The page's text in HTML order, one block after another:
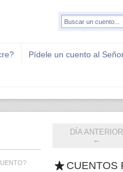
Pídele un cuento al
DÍA ANTERIOR
←
CUENTOS